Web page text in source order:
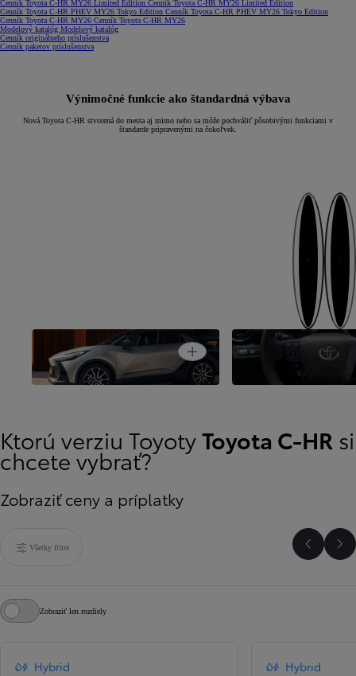
Cenník Toyota C-HR MY26 Limited Edition Cenník Toyota C-HR MY26 Limited Edition(Opens in new
Cenník Toyota C-HR PHEV MY26 Tokyo Edition Cenník Toyota C-HR PHEV MY26 Tokyo Edition(Opens
Cenník Toyota C-HR MY26 Cenník Toyota C-HR MY26(Opens in new window)
Modelový katalóg Modelový katalóg(Opens in new window)
Cenník originálneho príslušenstva(Opens in new window)
Cenník paketov príslušenstva(Opens in new window)
Výnimočné funkcie ako štandardná výbava
Nová Toyota C-HR stvorená do mesta aj mimo neho sa môže pochváliť pôsobivými funkciami v
štandarde pripravenými na čokoľvek.
Naspäť
Koncepčný model na cestách
Open cardUžívateľské
Ktorú verziu ToyotyToyota C-HR si
chcete vybrať?
Zobraziť ceny a príplatky
Všetky filtre
Zobraziť len rozdiely
Hybrid Hybrid